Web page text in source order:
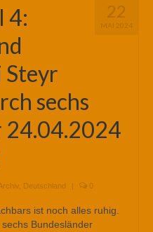
22
MAI 2024
4:
Steyr
sechs
24.04.2024
Deutschland | 0
ist noch alles ruhig.
Bundesländer